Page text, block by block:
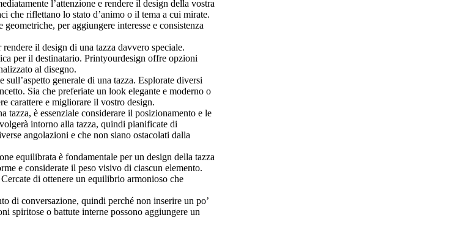
l’attenzione e rendere il design della vostra
che riflettano lo stato d’animo o il tema a cui mirate.
per aggiungere interesse e consistenza
il design di una tazza davvero speciale.
per il destinatario. Printyourdesign offre opzioni
al disegno.
generale di una tazza. Esplorate diversi
Sia che preferiate un look elegante e moderno o
carattere e migliorare il vostro design.
tazza, è essenziale considerare il posizionamento e le
intorno alla tazza, quindi pianificate di
angolazioni e che non siano ostacolati dalla
equilibrata è fondamentale per un design della tazza
e considerate il peso visivo di ciascun elemento.
di ottenere un equilibrio armonioso che
di conversazione, quindi perché non inserire un po’
spiritose o battute interne possono aggiungere un